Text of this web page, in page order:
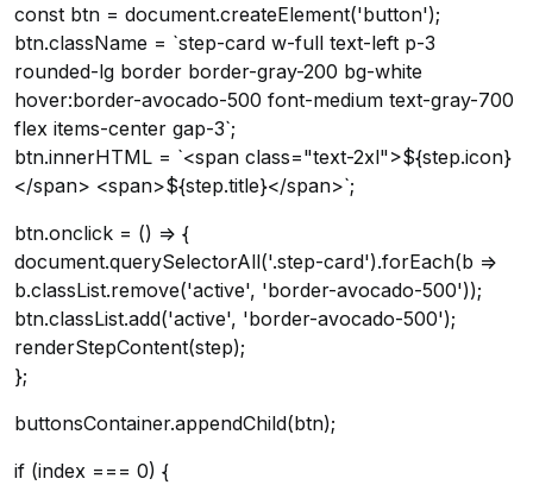
const btn = document.createElement('button');
btn.className = `step-card w-full text-left p-3
rounded-lg border border-gray-200 bg-white
hover:border-avocado-500 font-medium text-gray-700
flex items-center gap-3`;
btn.innerHTML = `<span class="text-2xl">${step.icon}
</span> <span>${step.title}</span>`;
btn.onclick = () => {
document.querySelectorAll('.step-card').forEach(b =>
b.classList.remove('active', 'border-avocado-500'));
btn.classList.add('active', 'border-avocado-500');
renderStepContent(step);
};
buttonsContainer.appendChild(btn);
if (index === 0) {